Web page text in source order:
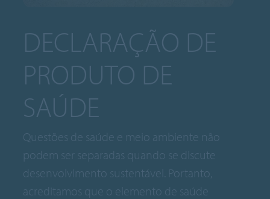
DECLARAÇÃO DE
PRODUTO DE
SAÚDE
Questões de saúde e meio ambiente não
podem ser separadas quando se discute
desenvolvimento sustentável. Portanto,
acreditamos que o elemento de saúde